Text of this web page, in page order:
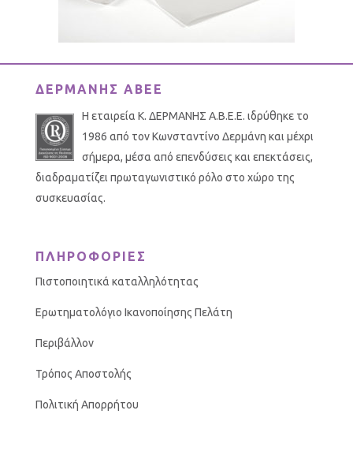
ΔΕΡΜΑΝΗΣ ΑΒΕΕ
Η εταιρεία Κ. ΔΕΡΜΑΝΗΣ Α.Β.Ε.Ε. ιδρύθηκε το
1986 από τον Κωνσταντίνο Δερμάνη και μέχρι
σήμερα, μέσα από επενδύσεις και επεκτάσεις,
διαδραματίζει πρωταγωνιστικό ρόλο στο χώρο της
συσκευασίας.
ΠΛΗΡΟΦΟΡΙΕΣ
Πιστοποιητικά καταλληλότητας
Ερωτηματολόγιο Ικανοποίησης Πελάτη
Περιβάλλον
Τρόπος Αποστολής
Πολιτική Απορρήτου